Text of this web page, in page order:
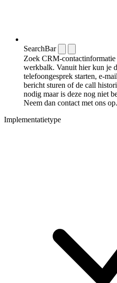
SearchBar
Zoek CRM-
werkbalk. Vanuit hier kun je
telefoongesprek starten, e-
bericht sturen of de call
nodig maar is deze nog niet
Neem dan contact met ons op.
Implementatietype